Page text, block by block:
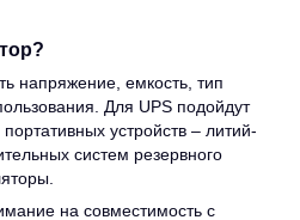
напряжение, емкость, тип
Для UPS подойдут
устройств – литий-
систем резервного
на совместимость с